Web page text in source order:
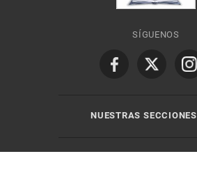
SÍGUENOS
NUESTRAS SECCIONES